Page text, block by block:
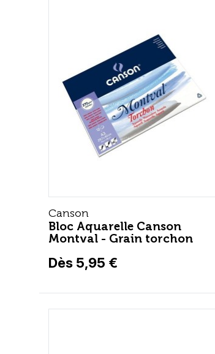
Canson
Bloc Aquarelle Canson
Montval - Grain torchon
Dès 5,95 €